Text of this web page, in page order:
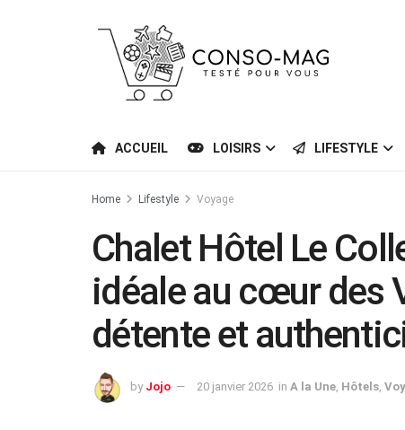
ACCUEIL LOISIRS LIFESTYLE
Home Lifestyle Voyage
Chalet Hôtel Le
idéale au cœur des
détente et
by Jojo 20 janvier 2026 in A la Une Hôtels